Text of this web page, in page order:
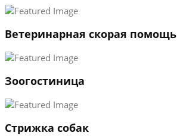
2
→
Ветеринарная скорая помощь
Зоогостиница
Стрижка собак